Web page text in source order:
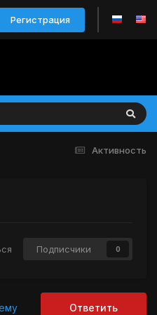
Регистрация
Активность
Подписчики 0
Ответить